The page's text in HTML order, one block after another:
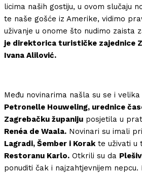
licima naših gostiju, u ovom slučaju
te naše gošće iz Amerike, vidimo
uživanje u onome što nudimo zaista
je direktorica turističke zajednice
Ivana Alilović.
Među novinarima našla su se i
Petronelle Houweling, urednice
Zagrebačku županiju posjetila u
Renéa de Waala. Novinari su imali
Lagradi, Šember i Korakte uživati u
Restoranu Karlo. Otkrili su da
ponuditi čak i najzahtjevnijem nepcu.